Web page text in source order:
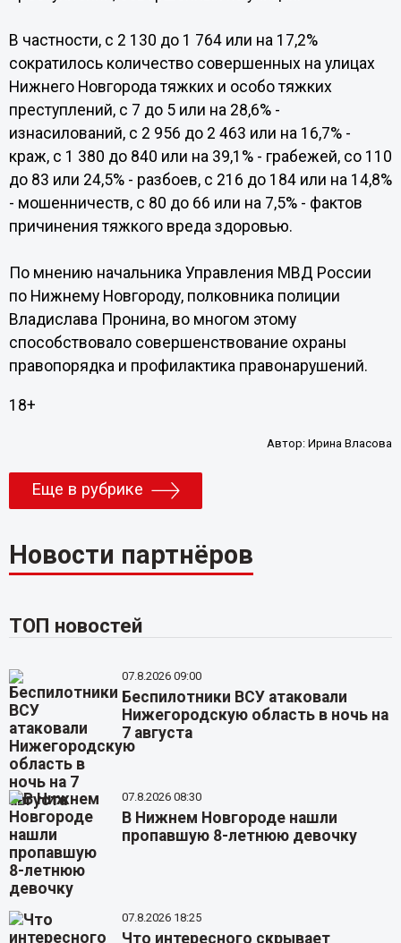
В частности, с 2 130 до 1 764 или на 17,2%
сократилось количество совершенных на улицах
Нижнего Новгорода тяжких и особо тяжких
преступлений, с 7 до 5 или на 28,6% -
изнасилований, с 2 956 до 2 463 или на 16,7% -
краж, с 1 380 до 840 или на 39,1% - грабежей, со 110
до 83 или 24,5% - разбоев, с 216 до 184 или на 14,8%
- мошенничеств, с 80 до 66 или на 7,5% - фактов
причинения тяжкого вреда здоровью.
По мнению начальника Управления МВД России
по Нижнему Новгороду, полковника полиции
Владислава Пронина, во многом этому
способствовало совершенствование охраны
правопорядка и профилактика правонарушений.
18+
Автор:Ирина Власова
Еще в рубрике
Новости партнёров
ТОП новостей
07.8.2026 09:00
Беспилотники ВСУ атаковали
Нижегородскую область в ночь на
7 августа
07.8.2026 08:30
В Нижнем Новгороде нашли
пропавшую 8-летнюю девочку
07.8.2026 18:25
Что интересного скрывает